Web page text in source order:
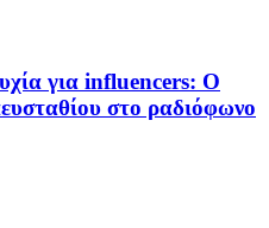
για influencers: Ο
στο ραδιόφωνο